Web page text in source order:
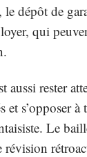
dépôt de
qui
aussi rester
et s’opposer à
Le